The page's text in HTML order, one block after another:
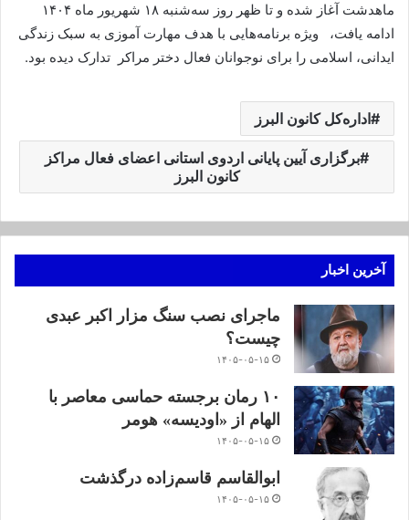
ماهدشت آغاز شده و تا ظهر روز سه‌شنبه ۱۸ شهریور ماه ۱۴۰۴
ادامه یافت، ویژه برنامه‌هایی با هدف مهارت آموزی به سبک زندگی
ایدانی، اسلامی را برای نوجوانان فعال دختر مراکر تدارک دیده بود.
اداره‌کل کانون البرز
برگزاری آیین پایانی اردوی استانی اعضای فعال مراکز
کانون البرز
آخرین اخبار
ماجرای نصب سنگ مزار اکبر عبدی
چیست؟
۱۴۰۵-۰۵-۱۵
۱۰ رمان برجسته حماسی معاصر با
الهام از «اودیسه» هومر
۱۴۰۵-۰۵-۱۵
ابوالقاسم قاسم‌زاده درگذشت
۱۴۰۵-۰۵-۱۵